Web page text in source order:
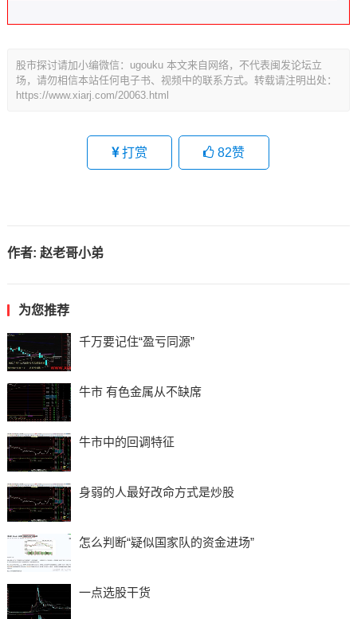
股市探讨请加小编微信：ugouku 本文来自网络，不代表闽发论坛立
场，请勿相信本站任何电子书、视频中的联系方式。转载请注明出处：
https://www.xiarj.com/20063.html
打赏 82赞
作者: 赵老哥小弟
为您推荐
千万要记住“盈亏同源”
牛市 有色金属从不缺席
牛市中的回调特征
身弱的人最好改命方式是炒股
怎么判断“疑似国家队的资金进场”
一点选股干货